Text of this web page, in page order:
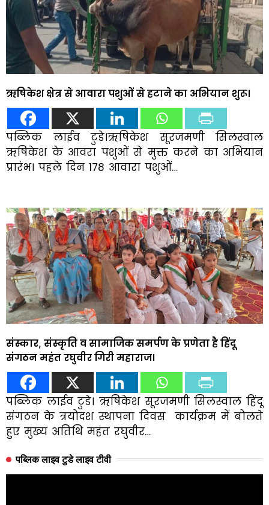
ऋषिकेश क्षेत्र से आवारा पशुओं से हटाने का अभियान शुरू।
पब्लिक लाईव टुडे।ऋषिकेश सूरजमणी सिलस्वाल
ऋषिकेश के आवरा पशुओं से मुक्त करने का अभियान
प्रारंभ। पहले दिन 178 आवारा पशुओं…
संस्कार, संस्कृति व सामाजिक समर्पण के प्रणेता है हिंदू
संगठन महंत रघुवीर गिरी महाराज।
पब्लिक लाईव टुडे। ऋषिकेश सूरजमणी सिलस्वाल हिंदू
संगठन के त्रयोदश स्थापना दिवस कार्यक्रम में बोलते
हुए मुख्य अतिथि महंत रघुवीर…
पब्लिक लाइव टुडे लाइव टीवी